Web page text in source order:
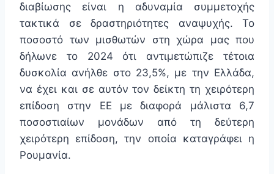
διαβίωσης είναι η αδυναμία συμμετοχής
τακτικά σε δραστηριότητες αναψυχής. Το
ποσοστό των μισθωτών στη χώρα μας που
δήλωνε το 2024 ότι αντιμετώπιζε τέτοια
δυσκολία ανήλθε στο 23,5%, με την Ελλάδα,
να έχει και σε αυτόν τον δείκτη τη χειρότερη
επίδοση στην ΕΕ με διαφορά μάλιστα 6,7
ποσοστιαίων μονάδων από τη δεύτερη
χειρότερη επίδοση, την οποία καταγράφει η
Ρουμανία.